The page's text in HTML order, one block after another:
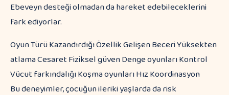
Ebeveyn desteği olmadan da hareket edebileceklerini
fark ediyorlar.
Oyun Türü Kazandırdığı Özellik Gelişen Beceri Yüksekten
atlama Cesaret Fiziksel güven Denge oyunları Kontrol
Vücut farkındalığı Koşma oyunları Hız Koordinasyon
Bu deneyimler, çocuğun ileriki yaşlarda da risk